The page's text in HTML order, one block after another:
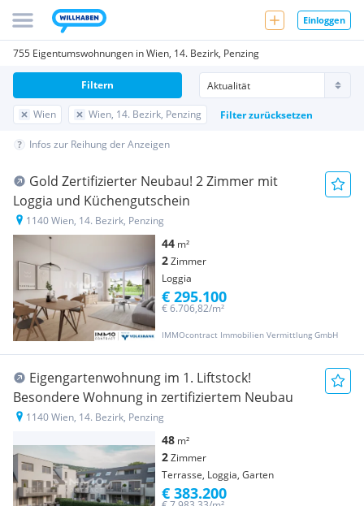
Einloggen
755 Eigentumswohnungen in Wien, 14. Bezirk, Penzing
Wien Wien, 14. Bezirk, Penzing Filter zurücksetzen
Filtern
Infos zur Reihung der Anzeigen
Gold Zertifizierter Neubau! 2 Zimmer mit
Loggia und Küchengutschein
1140 Wien, 14. Bezirk, Penzing
44 m²
2Zimmer
Loggia
IMMOcontract Immobilien Vermittlung GmbH
€ 6.706,82/m²
€ 295.100
Eigengartenwohnung im 1. Liftstock!
Besondere Wohnung in zertifiziertem Neubau
1140 Wien, 14. Bezirk, Penzing
48 m²
2Zimmer
Terrasse, Loggia, Garten
€ 383.200